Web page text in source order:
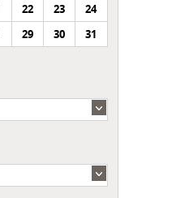
22 23
24
29 30 31